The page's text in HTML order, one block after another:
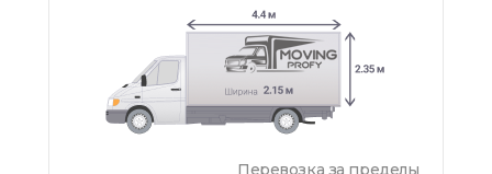
Перевозка за пределы